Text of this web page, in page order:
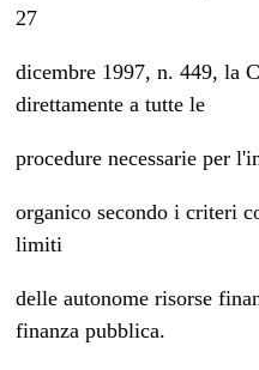
27
dicembre 1997, n. 449, la
direttamente a tutte le
procedure necessarie per
organico secondo i criteri
limiti
delle autonome risorse
finanza pubblica.